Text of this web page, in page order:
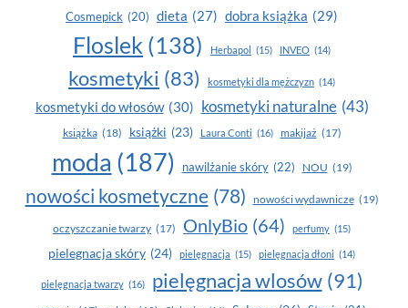
Cosmepick (20) dieta (27) dobra książka (29)
Floslek (138) Herbapol (15) INVEO (14)
kosmetyki (83) kosmetyki dla mężczyzn (14)
kosmetyki do włosów (30) kosmetyki naturalne (43)
książka (18) książki (23) Laura Conti (16) makijaż (17)
moda (187) nawilżanie skóry (22) NOU (19)
nowości kosmetyczne (78) nowości wydawnicze (19)
oczyszczanie twarzy (17) OnlyBio (64) perfumy (15)
pielegnacja skóry (24) pielęgnacja (15) pielęgnacja dłoni (14)
pielęgnacja twarzy (16) pielęgnacja wlosów (91)